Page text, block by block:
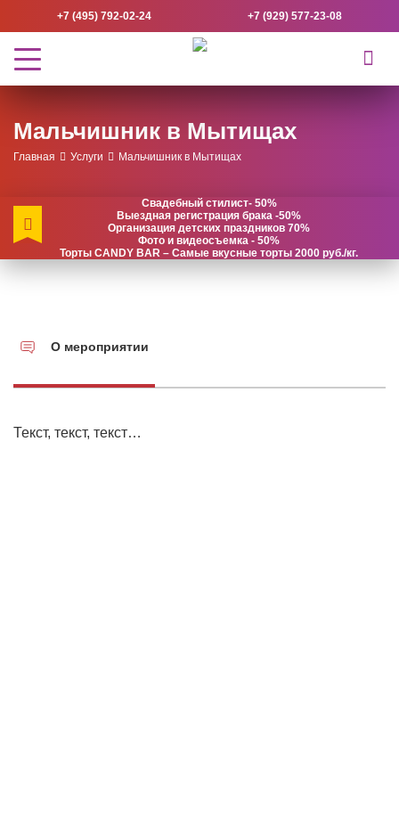
+7 (495) 792-02-24 +7 (929) 577-23-08
Мальчишник в Мытищах
Главная Услуги Мальчишник в Мытищах
Свадебный стилист- 50%
Выездная регистрация брака -50%
Организация детских праздников 70%
Фото и видеосъемка - 50%
Торты CANDY BAR – Самые вкусные торты 2000 руб./кг.
О мероприятии
Текст, текст, текст…